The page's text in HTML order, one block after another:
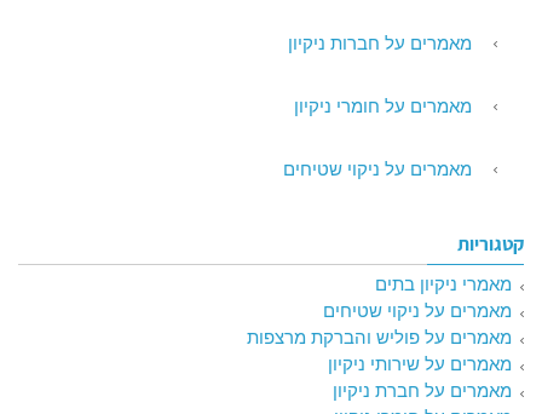
מאמרים על חברות ניקיון
מאמרים על חומרי ניקיון
מאמרים על ניקוי שטיחים
קטגוריות
מאמרי ניקיון בתים
מאמרים על ניקוי שטיחים
מאמרים על פוליש והברקת מרצפות
מאמרים על שירותי ניקיון
מאמרים על חברת ניקיון